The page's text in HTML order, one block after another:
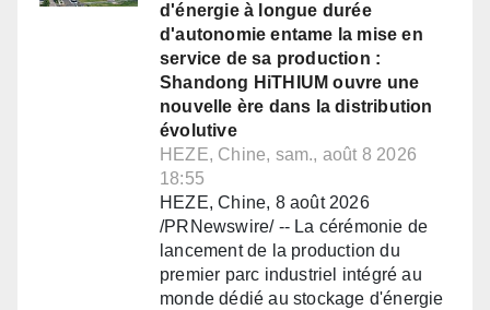
d'énergie à longue durée
d'autonomie entame la mise en
service de sa production :
Shandong HiTHIUM ouvre une
nouvelle ère dans la distribution
évolutive
HEZE, Chine, sam., août 8 2026
18:55
HEZE, Chine, 8 août 2026
/PRNewswire/ -- La cérémonie de
lancement de la production du
premier parc industriel intégré au
monde dédié au stockage d'énergie